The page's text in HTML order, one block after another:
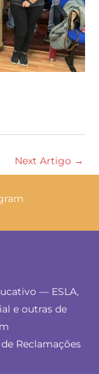
Next Artigo →
— ESLA,
e outras de
Reclamações